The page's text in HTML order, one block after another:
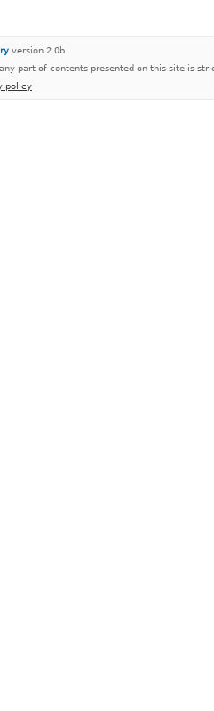
version 2.0b
part of contents presented on this site is
policy